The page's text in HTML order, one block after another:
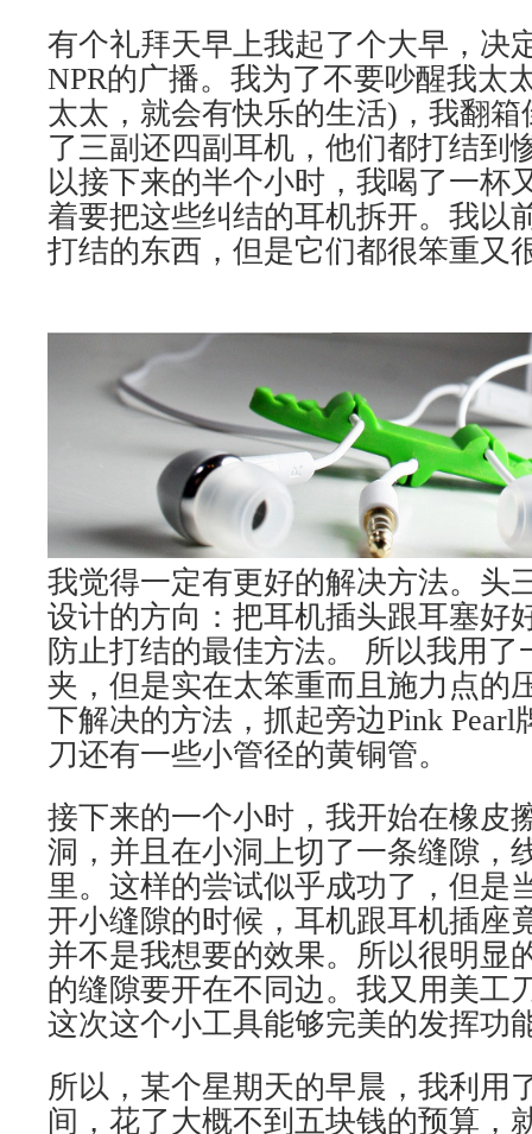
有个礼拜天早上我起了个大早，决
NPR的广播。我为了不要吵醒我太
太太，就会有快乐的生活) ，我翻
了三副还四副耳机，他们都打结到
以接下来的半个小时，我喝了一杯
着要把这些纠结的耳机拆开。我以
打结的东西，但是它们都很笨重又
我觉得一定有更好的解决方法。头
设计的方向：把耳机插头跟耳塞好
防止打结的最佳方法。 所以我用
夹，但是实在太笨重而且施力点的
下解决的方法，抓起旁边Pink Pearl
刀还有一些小管径的黄铜管。
接下来的一个小时，我开始在橡皮
洞，并且在小洞上切了一条缝隙，
里。这样的尝试似乎成功了，但是
开小缝隙的时候，耳机跟耳机插座
并不是我想要的效果。所以很明显
的缝隙要开在不同边。我又用美工
这次这个小工具能够完美的发挥功
所以，某个星期天的早晨，我利用
间，花了大概不到五块钱的预算，